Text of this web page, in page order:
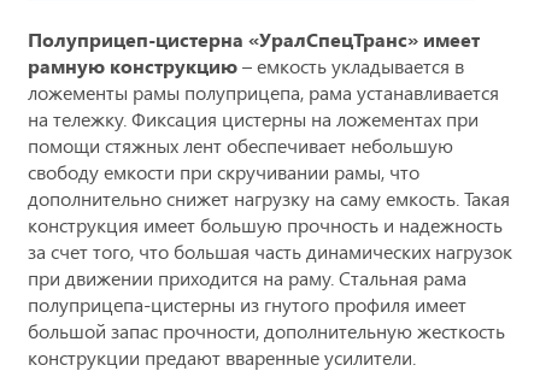
Полуприцеп-цистерна «УралСпецТранс» имеет
рамную конструкцию– емкость укладывается в
ложементы рамы полуприцепа, рама устанавливается
на тележку. Фиксация цистерны на ложементах при
помощи стяжных лент обеспечивает небольшую
свободу емкости при скручивании рамы, что
дополнительно снижет нагрузку на саму емкость. Такая
конструкция имеет большую прочность и надежность
за счет того, что большая часть динамических нагрузок
при движении приходится на раму. Стальная рама
полуприцепа-цистерны из гнутого профиля имеет
большой запас прочности, дополнительную жесткость
конструкции предают вваренные усилители.